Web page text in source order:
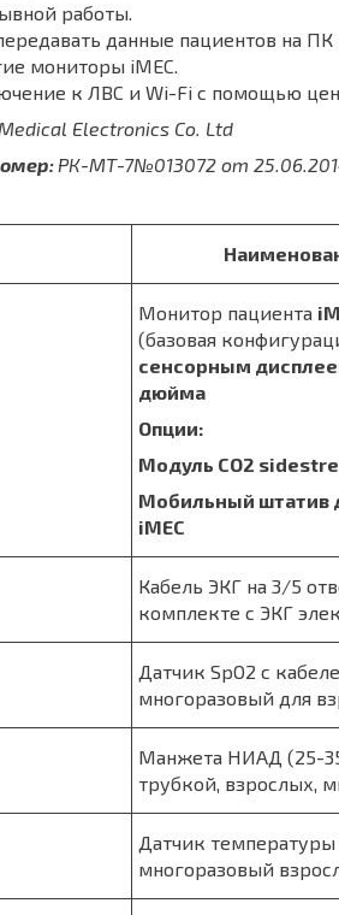
работы.
данные пациентов на
мониторы iMEC.
к ЛВС и Wi-Fi с помощью
Electronics Co. Ltd
РК-МТ-7№013072 от
Монитор пациента
(базовая
сенсорным
дюйма
Опции:
Модуль СO2
Мобильный штатив
iMEC
Кабель ЭКГ на 3/5
комплекте с ЭКГ
Датчик SpO2 с
многоразовый для
Манжета НИАД (25-
трубкой, взрослых,
Датчик
многоразовый